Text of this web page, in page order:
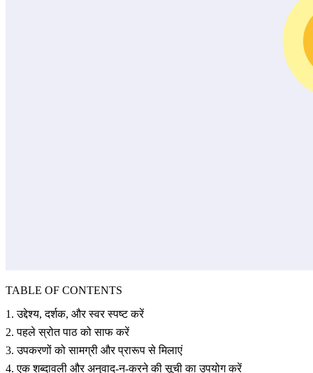
TABLE OF CONTENTS
1. उद्देश्य, दर्शक, और स्वर स्पष्ट करें
2. पहले स्रोत पाठ को साफ करें
3. उपकरणों को सामग्री और प्रारूप से मिलाएं
4. एक शब्दावली और अनुवाद-न-करने की सूची का उपयोग करें